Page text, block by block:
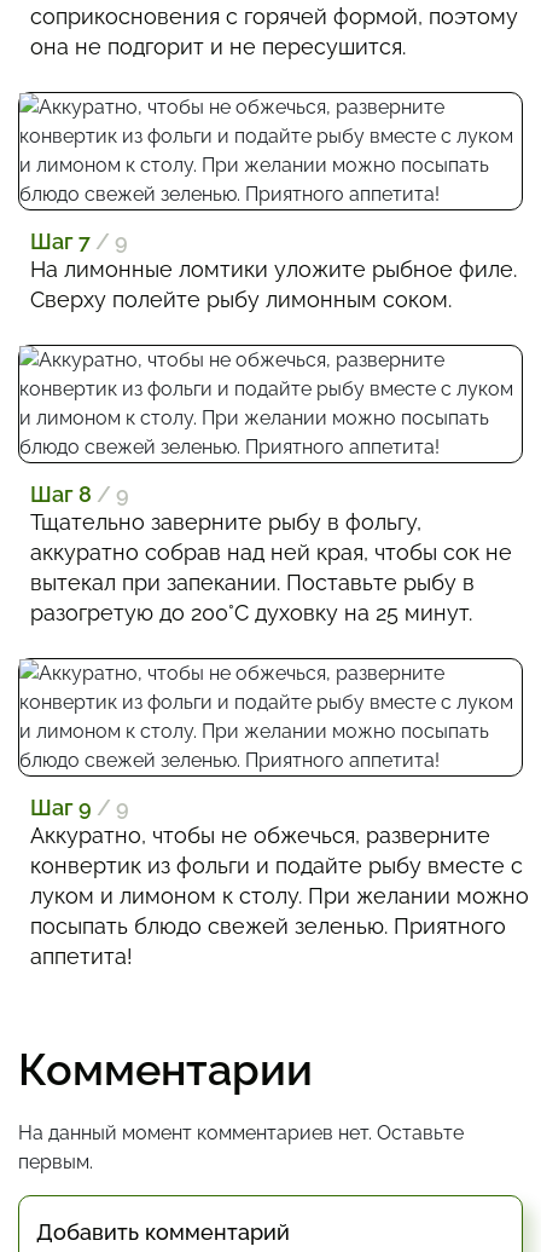
соприкосновения с горячей формой, поэтому
она не подгорит и не пересушится.
Шаг 7 / 9
На лимонные ломтики уложите рыбное филе.
Сверху полейте рыбу лимонным соком.
Шаг 8 / 9
Тщательно заверните рыбу в фольгу,
аккуратно собрав над ней края, чтобы сок не
вытекал при запекании. Поставьте рыбу в
разогретую до 200°С духовку на 25 минут.
Шаг 9 / 9
Аккуратно, чтобы не обжечься, разверните
конвертик из фольги и подайте рыбу вместе с
луком и лимоном к столу. При желании можно
посыпать блюдо свежей зеленью. Приятного
аппетита!
Комментарии
На данный момент комментариев нет. Оставьте
первым.
Добавить комментарий